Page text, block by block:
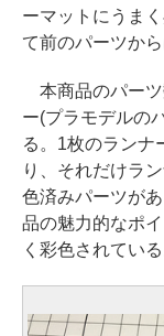
ーマットにうま
て前のパーツか
本商品のパーツ
ー(プラモデルの
る。1枚のランナ
り、それだけラ
色済みパーツが
品の魅力的なポ
く彩色されている